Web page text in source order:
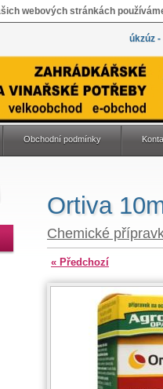
webových stránkách
úkzúz
Obchodní podmínky
Ortiva
Chemické
« Předchozí